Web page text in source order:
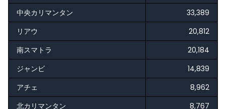
中央カリマンタン
33,389
リアウ
20,812
南スマトラ
20,184
ジャンビ
14,839
アチェ
8,962
北カリマンタン
8,767